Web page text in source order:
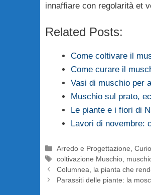
innaffiare con regolarità et
Related Posts:
Come coltivare il
Come curare il
Vasi di muschio per
Muschio sul prato,
Le piante e i fiori di
Lavori di novembre:
Categorie
Arredo e Progettazione
Tag
coltivazione Muschio,
Columnea, la pianta che
Parassiti delle piante: la